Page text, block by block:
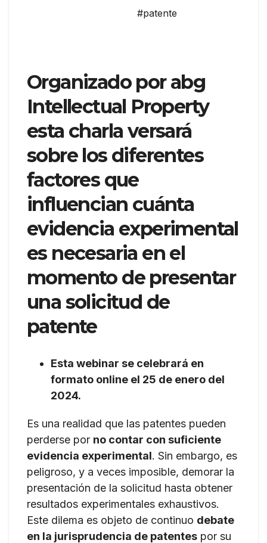
#patente
Organizado por abg
Intellectual Property
esta charla versará
sobre los diferentes
factores que
influencian cuánta
evidencia experimental
es necesaria en el
momento de presentar
una solicitud de
patente
Esta webinar se celebrará en
formato online el 25 de enero del
2024.
Es una realidad que las patentes pueden
perderse por no contar con suficiente
evidencia experimental. Sin embargo, es
peligroso, y a veces imposible, demorar la
presentación de la solicitud hasta obtener
resultados experimentales exhaustivos.
Este dilema es objeto de continuo debate
en la jurisprudencia de patentes por su